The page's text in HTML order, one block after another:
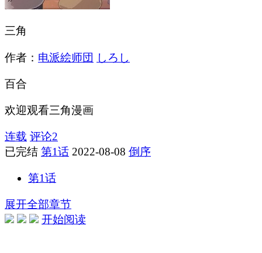
三角
作者： 电派絵师団 しろし
百合
欢迎观看三角漫画
连载 评论2
已完结 第1话 2022-08-08 倒序
第1话
展开全部章节
开始阅读